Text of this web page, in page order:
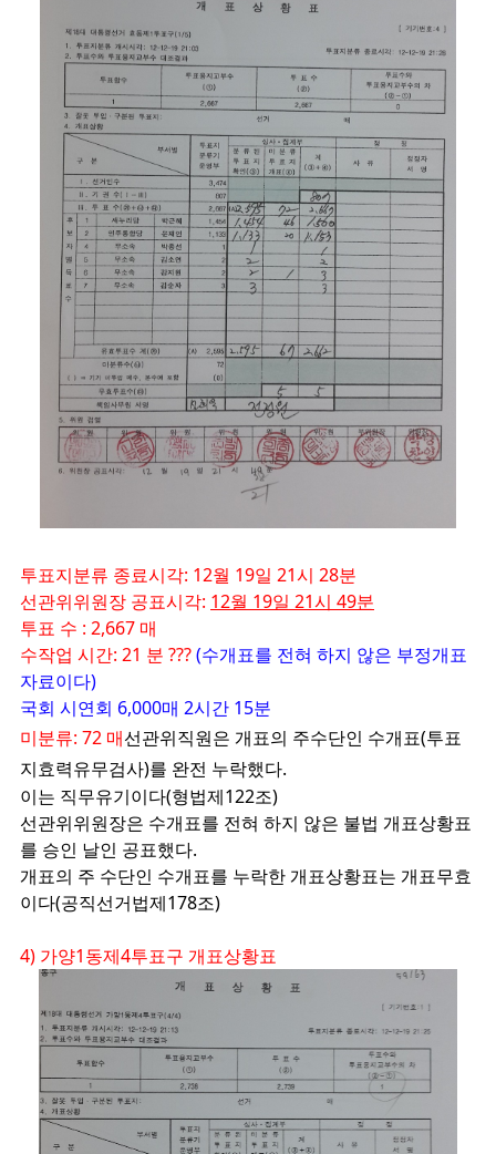
투표지분류 종료시각: 12월 19일 21시 28분
선관위위원장 공표시각: 12월 19일 21시 49분
투표 수 : 2,667 매
수작업 시간: 21 분 ???(수개표를 전혀 하지 않은 부정개표
자료이다)
국회 시연회 6,000매 2시간 15분
미분류: 72 매선관위직원은 개표의 주수단인 수개표(투표
지효력유무검사)를 완전 누락했다.
이는 직무유기이다(형법제122조)
선관위위원장은 수개표를 전혀 하지 않은 불법 개표상황표
를 승인 날인 공표했다.
개표의 주 수단인 수개표를 누락한 개표상황표는 개표무효
이다(공직선거법제178조)
4) 가양1동제4투표구 개표상황표